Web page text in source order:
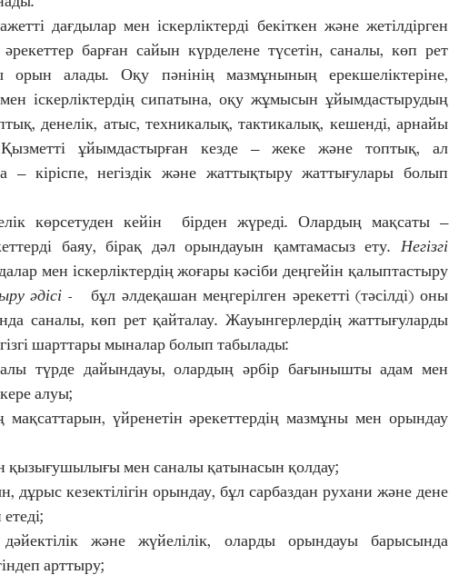
дағдылар мен іскерліктерді бекіткен және жетілдірген
әрекеттер барған сайын күрделене түсетін, саналы, көп рет
орын алады. Оқу пәнінің мазмұнының ерекшеліктеріне,
іскерліктердің сипатына, оқу жұмысын ұйымдастырудың
денелік, атыс, техникалық, тактикалық, кешенді, арнайы
Қызметті ұйымдастырған кезде – жеке және топтық, ал
– кіріспе, негіздік және жаттықтыру жаттығулары болып
көрсетуден кейін  бірден жүреді. Олардың мақсаты –
баяу, бірақ дәл орындауын қамтамасыз ету. Негізгі
мен іскерліктердің жоғары кәсіби деңгейін қалыптастыру
әдісі -   бұл әлдеқашан меңгерілген әрекетті (тәсілді) оны
саналы, көп рет қайталау. Жауынгерлердің жаттығуларды
шарттары мыналар болып табылады:
түрде дайындауы, олардың әрбір бағынышты адам мен
алуы;
мақсаттарын, үйренетін әрекеттердің мазмұны мен орындау
қызығушылығы мен саналы қатынасын қолдау;
дұрыс кезектілігін орындау, бұл сарбаздан рухани және дене
арттыру;